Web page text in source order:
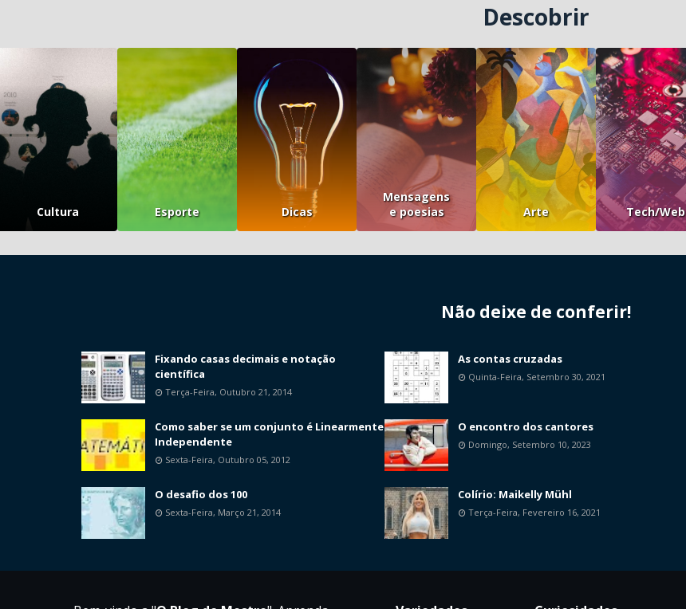
Descobrir
Cultura Esporte Dicas
Mensagens
e poesias
Arte Tech/Web
Não deixe de conferir!
Fixando casas decimais e notação
científica
Terça-Feira, Outubro 21, 2014
Como saber se um conjunto é Linearmente
Independente
Sexta-Feira, Outubro 05, 2012
O desafio dos 100
Sexta-Feira, Março 21, 2014
As contas cruzadas
Quinta-Feira, Setembro 30, 2021
O encontro dos cantores
Domingo, Setembro 10, 2023
Colírio: Maikelly Mühl
Terça-Feira, Fevereiro 16, 2021